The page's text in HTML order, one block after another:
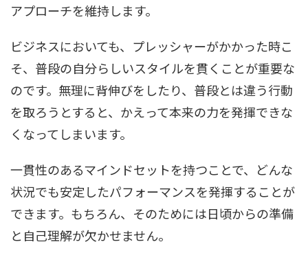
アプローチを維持します。
ビジネスにおいても、プレッシャーがかかった時こ
そ、普段の自分らしいスタイルを貫くことが重要な
のです。無理に背伸びをしたり、普段とは違う行動
を取ろうとすると、かえって本来の力を発揮できな
くなってしまいます。
一貫性のあるマインドセットを持つことで、どんな
状況でも安定したパフォーマンスを発揮することが
できます。もちろん、そのためには日頃からの準備
と自己理解が欠かせません。